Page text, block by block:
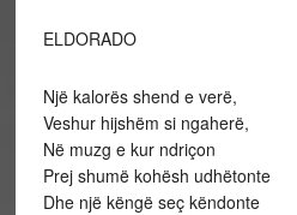
ELDORADO
Një kalorës shend e verë,
Veshur hijshëm si ngaherë,
Në muzg e kur ndriçon
Prej shumë kohësh udhëtonte
Dhe një këngë seç këndonte